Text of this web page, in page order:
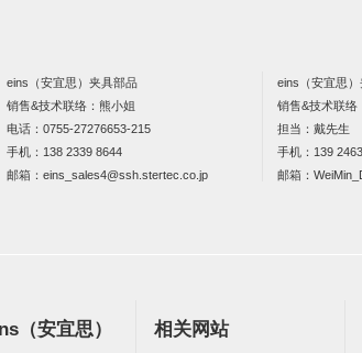
eins（安宜思）夹具部品
销售&技术联络：熊小姐
电话：0755-27276653-215
手机： 138 2339 8644
邮箱：eins_sales4@ssh.stertec.co.jp
eins（安宜思
销售&技术联络
担当：戴先生
手机： 139
邮箱：
（安宜思） 相关网站